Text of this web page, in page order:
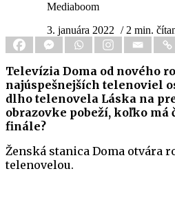
Mediaboom
3. januára 2022 / 2 min.
Televízia Doma od nového
najúspešnejších telenoviel
dlho telenovela Láska na
obrazovke pobeží, koľko má
finále?
Ženská stanica Doma otvára
telenovelou.